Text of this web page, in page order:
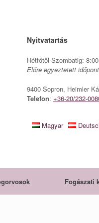
Nyitvatartás
Hétfőtől-Szombatig:
Előre egyeztetett
9400 Sopron, Heimler
Telefon: +36-20/232-
Magyar
Fogászati